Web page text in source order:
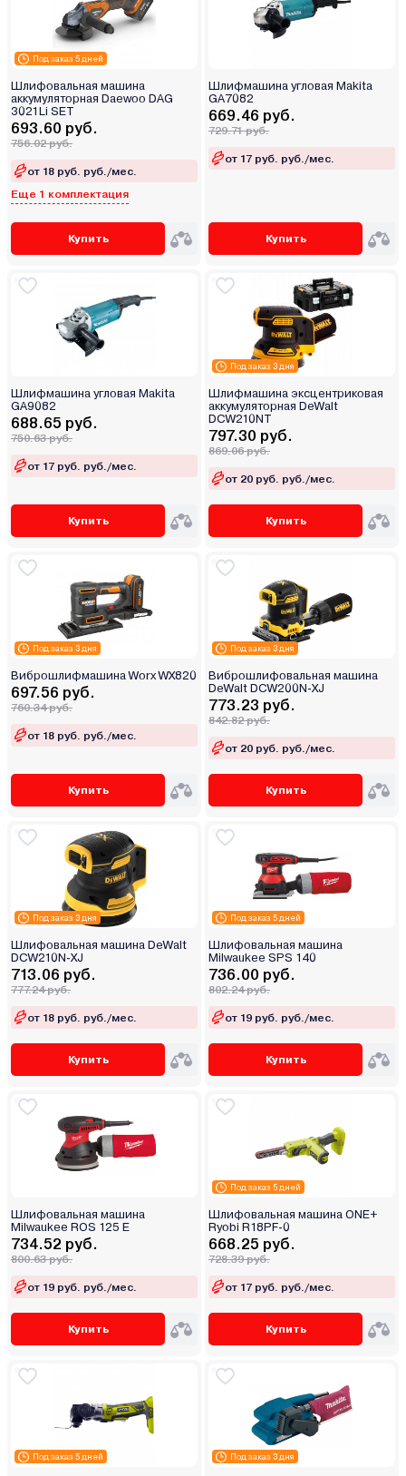
Под заказ 5 дней
Шлифовальная машина
аккумуляторная Daewoo DAG
3021Li SET
693.60 руб.
756.02 руб.
от 18 руб. руб./мес.
Еще 1 комплектация
Купить
Шлифмашина угловая Makita
GA7082
669.46 руб.
729.71 руб.
от 17 руб. руб./мес.
Купить
Шлифмашина угловая Makita
GA9082
688.65 руб.
750.63 руб.
от 17 руб. руб./мес.
Купить
Под заказ 3 дня
Шлифмашина эксцентриковая
аккумуляторная DeWalt
DCW210NT
797.30 руб.
869.06 руб.
от 20 руб. руб./мес.
Купить
Под заказ 3 дня
Виброшлифмашина Worx WX820
697.56 руб.
760.34 руб.
от 18 руб. руб./мес.
Купить
Под заказ 3 дня
Виброшлифовальная машина
DeWalt DCW200N-XJ
773.23 руб.
842.82 руб.
от 20 руб. руб./мес.
Купить
Под заказ 3 дня
Шлифовальная машина DeWalt
DCW210N-XJ
713.06 руб.
777.24 руб.
от 18 руб. руб./мес.
Купить
Под заказ 5 дней
Шлифовальная машина
Milwaukee SPS 140
736.00 руб.
802.24 руб.
от 19 руб. руб./мес.
Купить
Шлифовальная машина
Milwaukee ROS 125 E
734.52 руб.
800.63 руб.
от 19 руб. руб./мес.
Купить
Под заказ 5 дней
Шлифовальная машина ONE+
Ryobi R18PF-0
668.25 руб.
728.39 руб.
от 17 руб. руб./мес.
Купить
Под заказ 5 дней Под заказ 3 дня